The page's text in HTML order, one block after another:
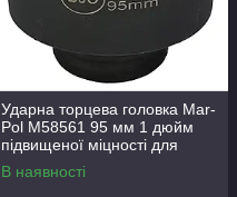
Ударна торцева головка Mar-
Pol M58561 95 мм 1 дюйм
підвищеної міцності для
монтажу коліс
В наявності